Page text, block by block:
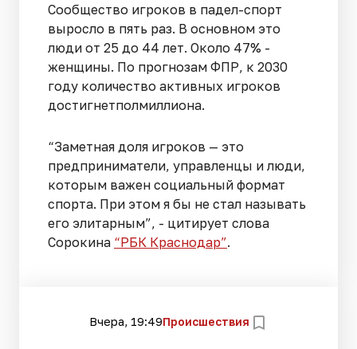
Сообщество игроков в падел-спорт
выросло в пять раз. В основном это
люди от 25 до 44 лет. Около 47% -
женщины. По прогнозам ФПР, к 2030
году количество активных игроков
достигнетполмиллиона.
“Заметная доля игроков — это
предприниматели, управленцы и люди,
которым важен социальный формат
спорта. При этом я бы не стал называть
его элитарным”, - цитирует слова
Сорокина “РБК Краснодар”.
Вчера, 19:49Происшествия